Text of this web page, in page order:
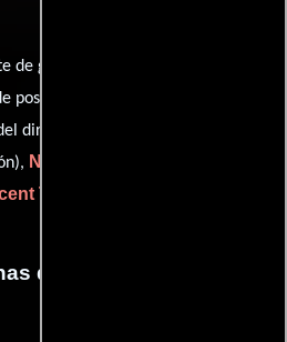
de gerente de la unidad),
post-producción),
director de producción),
Nicolas Mouchet
Tremel
que participaron